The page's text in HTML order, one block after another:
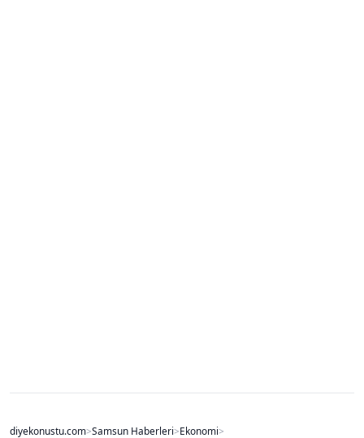
diyekonustu.com>Samsun Haberleri>Ekonomi>